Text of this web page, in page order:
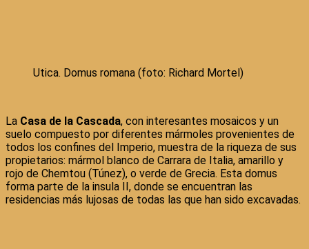
Utica. Domus romana (foto: Richard Mortel)
La Casa de la Cascada, con interesantes mosaicos y un
suelo compuesto por diferentes mármoles provenientes de
todos los confines del Imperio, muestra de la riqueza de sus
propietarios: mármol blanco de Carrara de Italia, amarillo y
rojo de Chemtou (Túnez), o verde de Grecia. Esta domus
forma parte de la insula II, donde se encuentran las
residencias más lujosas de todas las que han sido excavadas.